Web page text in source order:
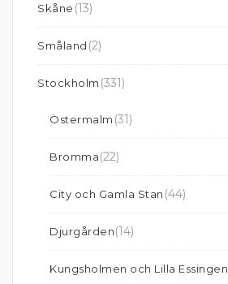
Skåne (13)
Småland (2)
Stockholm (331)
Östermalm (31)
Bromma(22)
City och Gamla Stan (44)
Djurgården(14)
Kungsholmen och Lilla Essingen